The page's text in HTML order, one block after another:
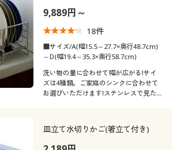
ス下着
服
らのご注文
(5)
(4〜4.9)
9,889円～
18件
■サイズ/A(幅15.5～27.7×奥行48.7cm)
～D(幅19.4～35.3×奥行58.7cm)
洗い物の量に合わせて幅が広がる!サイ
ズは4種類。ご家庭のシンクに合わせて
お選びいただけます!ステンレスで見た
皿立て水切りかご(箸立て付き)